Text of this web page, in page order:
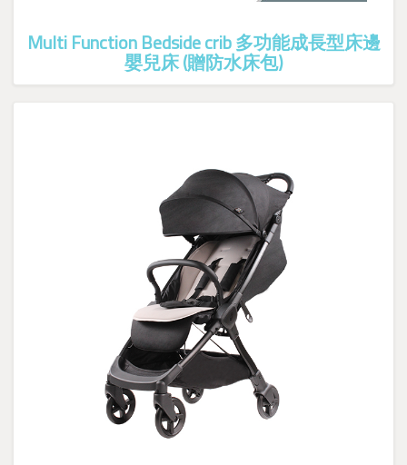
Multi Function Bedside crib 多功能成長型床邊
嬰兒床 (贈防水床包)